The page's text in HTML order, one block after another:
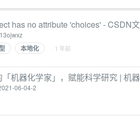
has no attribute 'choices' - CSDN
本地化 · 1 年前
机器化学家」，赋能科学研究 | 机
06-04-2